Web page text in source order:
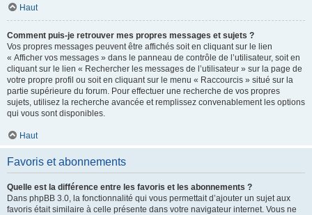
Haut
Comment puis-je retrouver mes propres messages et sujets ?
Vos propres messages peuvent être affichés soit en cliquant sur le lien
« Afficher vos messages » dans le panneau de contrôle de l’utilisateur, soit en
cliquant sur le lien « Rechercher les messages de l’utilisateur » sur la page de
votre propre profil ou soit en cliquant sur le menu « Raccourcis » situé sur la
partie supérieure du forum. Pour effectuer une recherche de vos propres
sujets, utilisez la recherche avancée et remplissez convenablement les options
qui vous sont disponibles.
Haut
Favoris et abonnements
Quelle est la différence entre les favoris et les abonnements ?
Dans phpBB 3.0, la fonctionnalité qui vous permettait d’ajouter un sujet aux
favoris était similaire à celle présente dans votre navigateur internet. Vous ne